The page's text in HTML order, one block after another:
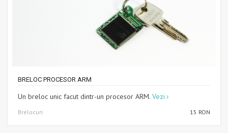
BRELOC PROCESOR ARM
Un breloc unic facut dintr-un procesor ARM. Vezi
Brelocuri 15 RON